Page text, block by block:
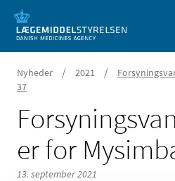
Nyheder / 2021 /
37
er for
13. september 2021